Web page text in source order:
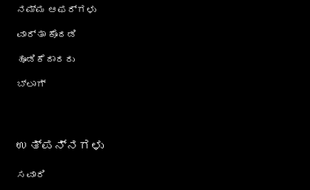
ನಮ್ಮ ಆಫರ್‌ಗಳು
ವಾರ್ತಾ ಕೊಠಡಿ
ಹೂಡಿಕೆದಾರರು
ಬ್ಲಾಗ್
ಉತ್ಪನ್ನಗಳು
ಸವಾರಿ